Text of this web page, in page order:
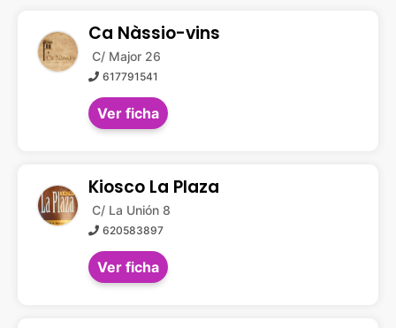
Ca Nàssio-vins
C/ Major 26
617791541
Ver ficha
Kiosco La Plaza
C/ La Unión 8
620583897
Ver ficha